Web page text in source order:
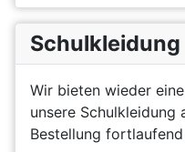
Schulkleidung
Wir bieten wieder
unsere Schulkleidung
Bestellung